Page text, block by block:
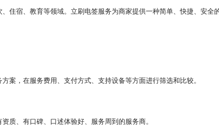
住宿、教育等领域。立刷电签服务为商家提供一种简单、快捷、安全
案，在服务费用、支付方式、支持设备等方面进行筛选和比较。
质、有口碑、口述体验好、服务周到的服务商。